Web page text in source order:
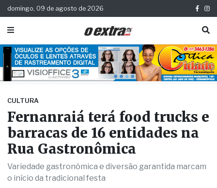
domingo, 09 de agosto de 2026
CULTURA
Fernanraiá terá food trucks e
barracas de 16 entidades na
Rua Gastronômica